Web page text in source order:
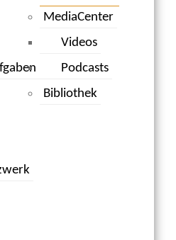
MediaCenter
Videos
Podcasts
Bibliothek